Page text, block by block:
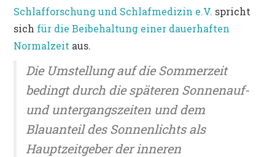
Schlafforschung und Schlafmedizin e.V. spricht
sich für die Beibehaltung einer dauerhaften
Normalzeit aus.
Die Umstellung auf die Sommerzeit
bedingt durch die späteren Sonnenauf-
und untergangszeiten und dem
Blauanteil des Sonnenlichts als
Hauptzeitgeber der inneren